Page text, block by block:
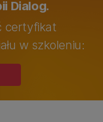
Dialog.
certyfikat
w szkoleniu: